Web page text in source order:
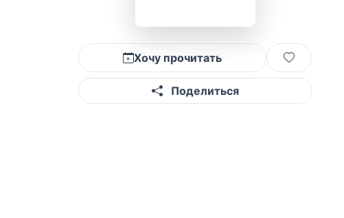
Хочу прочитать
Поделиться